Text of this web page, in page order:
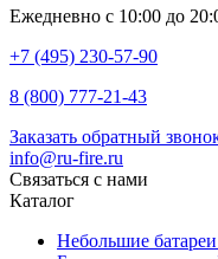
Ежедневно с 10:00 до
+7 (495) 230-57-90
8 (800) 777-21-43
Заказать обратный
info@ru-fire.ru
Связаться с нами
Каталог
Небольшие